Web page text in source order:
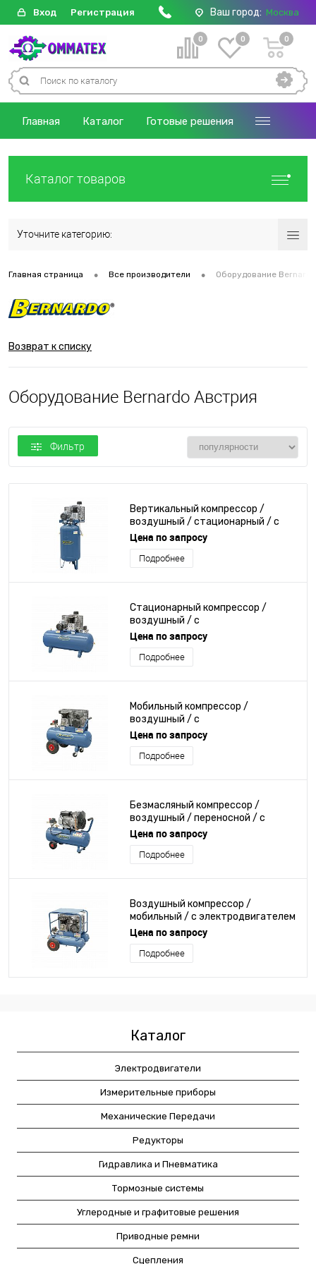
Вход Регистрация Ваш город: Москва
0 0 0
Главная Каталог Готовые решения
Каталог товаров
Уточните категорию:
Главная страница • Все производители • Оборудование
Возврат к списку
Оборудование Bernardo Австрия
Фильтр
Вертикальный компрессор /
воздушный / стационарный / с
электродвигателем
Цена по запросу
Подробнее
Стационарный компрессор /
воздушный / с
электродвигателем
Цена по запросу
Подробнее
Мобильный компрессор /
воздушный / с
электродвигателем
Цена по запросу
Подробнее
Безмасляный компрессор /
воздушный / переносной / с
электродвигателем
Цена по запросу
Подробнее
Воздушный компрессор /
мобильный / с электродвигателем
Цена по запросу
Подробнее
Каталог
Электродвигатели
Измерительные приборы
Механические Передачи
Редукторы
Гидравлика и Пневматика
Тормозные системы
Углеродные и графитовые решения
Приводные ремни
Сцепления